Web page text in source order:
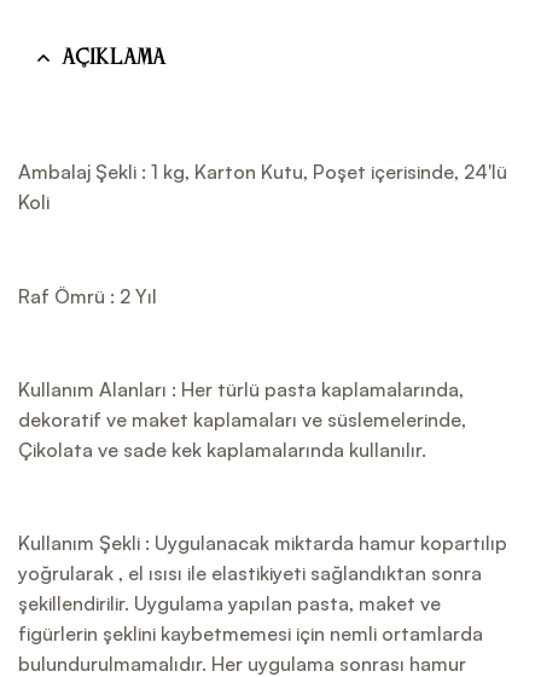
Açıklama
Ambalaj Şekli : 1 kg, Karton Kutu, Poşet içerisinde, 24'lü
Koli
Raf Ömrü : 2 Yıl
Kullanım Alanları : Her türlü pasta kaplamalarında,
dekoratif ve maket kaplamaları ve süslemelerinde,
Çikolata ve sade kek kaplamalarında kullanılır.
Kullanım Şekli : Uygulanacak miktarda hamur kopartılıp
yoğrularak , el ısısı ile elastikiyeti sağlandıktan sonra
şekillendirilir. Uygulama yapılan pasta, maket ve
figürlerin şeklini kaybetmemesi için nemli ortamlarda
bulundurulmamalıdır. Her uygulama sonrası hamur